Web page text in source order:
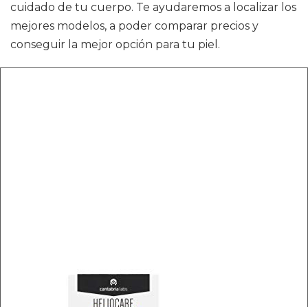
cuidado de tu cuerpo. Te ayudaremos a localizar los
mejores modelos, a poder comparar precios y
conseguir la mejor opción para tu piel.